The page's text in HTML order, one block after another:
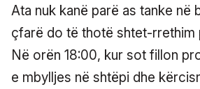
Ata nuk kanë parë as tanke në
çfarë do të thotë shtet-rrethim
Në orën 18:00, kur sot fillon
e mbylljes në shtëpi dhe